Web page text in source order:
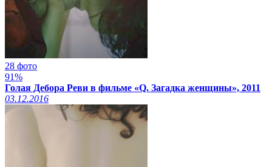
28 фото
91%
Голая Дебора Реви в фильме «Q. Загадка женщины», 2011
03.12.2016